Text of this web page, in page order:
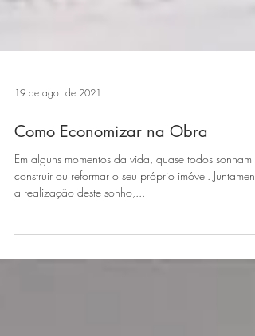
19 de ago. de 2021
Como Economizar na Obra
Em alguns momentos da vida, quase todos sonham
a realização deste sonho,...